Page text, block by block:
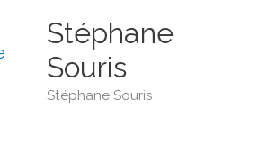
Stéphane
Souris
Stéphane Souris
Menu
principal